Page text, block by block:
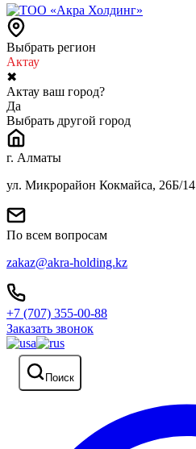
Выбрать регион
Актау
✖
Актау ваш город?
Да
Выбрать другой город
г. Алматы
ул. Микрорайон Кокмайса, 26Б/14
По всем вопросам
zakaz@akra-holding.kz
+7 (707) 355-00-88
Заказать звонок
Поиск